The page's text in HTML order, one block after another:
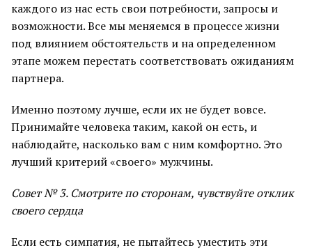
каждого из нас есть свои потребности, запросы и
возможности. Все мы меняемся в процессе жизни
под влиянием обстоятельств и на определенном
этапе можем перестать соответствовать ожиданиям
партнера.
Именно поэтому лучше, если их не будет вовсе.
Принимайте человека таким, какой он есть, и
наблюдайте, насколько вам с ним комфортно. Это
лучший критерий «своего» мужчины.
Совет № 3. Смотрите по сторонам, чувствуйте отклик
своего сердца
Если есть симпатия, не пытайтесь уместить эти